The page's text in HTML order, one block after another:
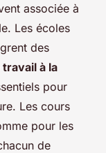
associée à
Les écoles
des
travail à la
pour
Les cours
pour les
de